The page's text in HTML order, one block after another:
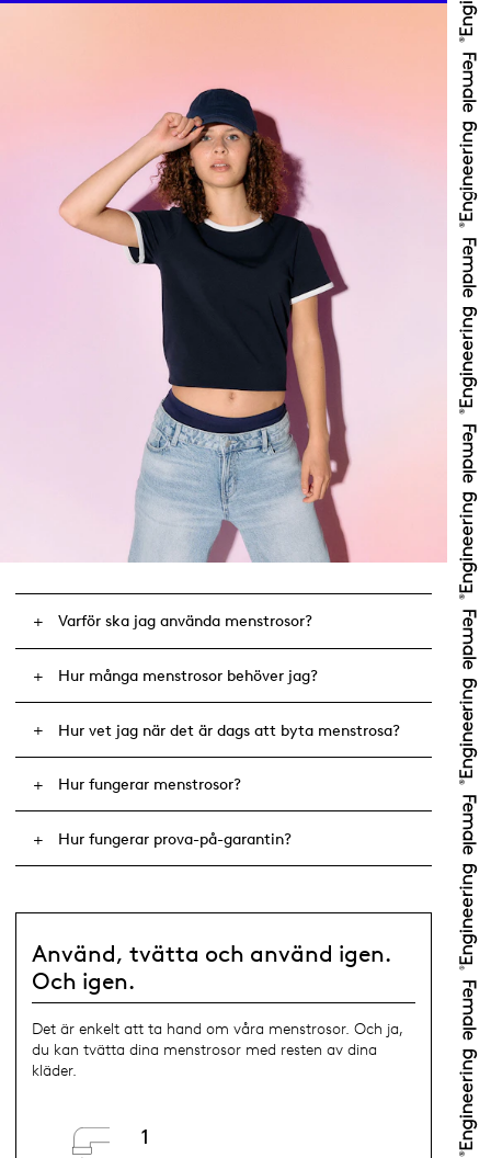
Varför ska jag använda menstrosor?
Hur många menstrosor behöver jag?
Hur vet jag när det är dags att byta menstrosa?
Hur fungerar menstrosor?
Hur fungerar prova-på-garantin?
Använd, tvätta och använd igen.
Och igen.
Det är enkelt att ta hand om våra menstrosor. Och ja,
du kan tvätta dina menstrosor med resten av dina
kläder.
1